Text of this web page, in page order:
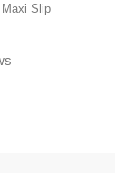
Slip